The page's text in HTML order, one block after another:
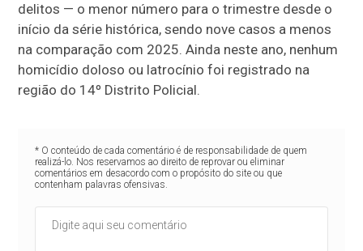
delitos — o menor número para o trimestre desde o
início da série histórica, sendo nove casos a menos
na comparação com 2025. Ainda neste ano, nenhum
homicídio doloso ou latrocínio foi registrado na
região do 14º Distrito Policial.
* O conteúdo de cada comentário é de responsabilidade de quem
realizá-lo. Nos reservamos ao direito de reprovar ou eliminar
comentários em desacordo com o propósito do site ou que
contenham palavras ofensivas.